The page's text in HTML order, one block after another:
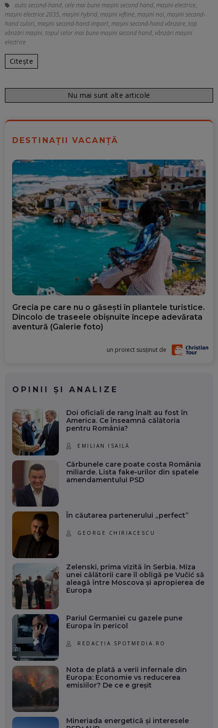
auto second-hand, cele mai bune mașini second hand, mașini electrice,
mașini electrice 2035, mașini hybrid, mașini ieftine, mașini noi, mașini second-
hand culori, mașini second-hand import, mașini second-hand vânzare, top
vânzări mașini, topul celor mai bune mașini second hand, vânzări mașini
electrice
Citește
Nu mai sunt alte articole
DESTINAȚII VACANȚĂ
Grecia pe care nu o găsești în pliantele turistice.
Dincolo de traseele obișnuite începe adevărata
aventură (Galerie foto)
un proiect susținut de
OPINII ȘI ANALIZE
Doi oficiali de rang înalt au fost în
America. Ce înseamnă călătoria
pentru România?
EMILIAN ISAILĂ
Cărbunele care poate costa România
miliarde. Lista fake-urilor din spatele
amendamentului PSD
În căutarea partenerului „perfect”
GEORGE CHIRIACESCU
Zelenski, prima vizită în Serbia. Miza
unei călătorii care îl obligă pe Vučić să
aleagă între Moscova și apropierea de
Europa
Pariul Germaniei cu gazele pune
Europa în pericol
REDACȚIA SPOTMEDIA.RO
Nota de plată a verii infernale din
Europa: Economie vs reducerea
emisiilor? De ce e greșit
Mineriada energetică și interesele